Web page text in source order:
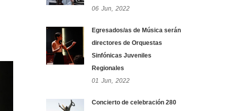
06 Jun, 2022
Egresados/as de Música serán
directores de Orquestas
Sinfónicas Juveniles
Regionales
01 Jun, 2022
Concierto de celebración 280